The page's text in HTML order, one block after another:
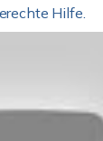
Hilfe.